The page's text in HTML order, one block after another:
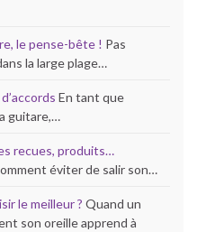
le pense-bête ! Pas
la large plage…
En tant que
guitare,…
recues, produits…
éviter de salir son…
le meilleur ? Quand un
son oreille apprend à